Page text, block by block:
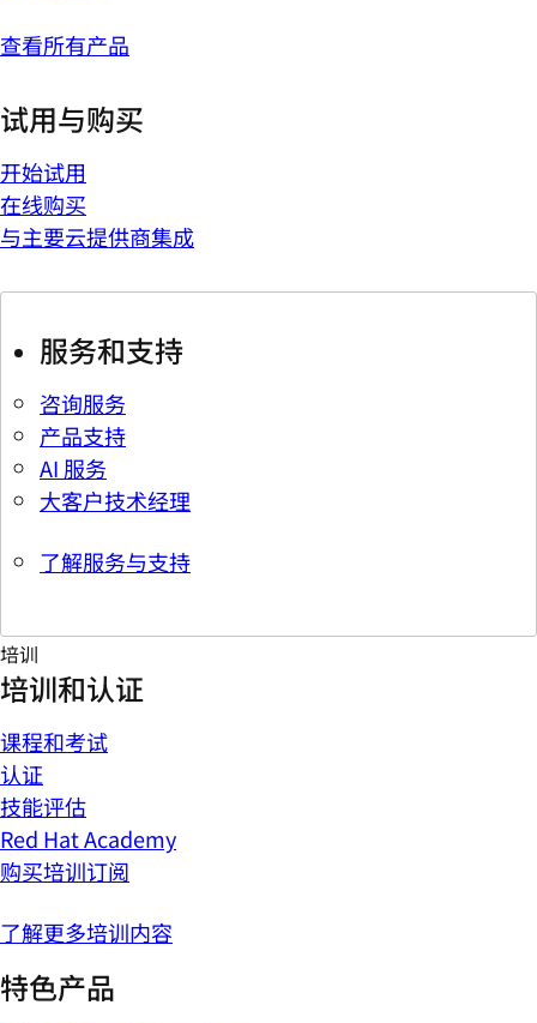
查看所有产品
试用与购买
开始试用
在线购买
与主要云提供商集成
服务和支持
咨询服务
产品支持
AI 服务
大客户技术经理
了解服务与支持
培训
培训和认证
课程和考试
认证
技能评估
Red Hat Academy
购买培训订阅
了解更多培训内容
特色产品